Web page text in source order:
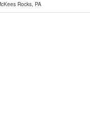
Rocks, PA